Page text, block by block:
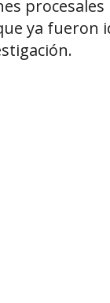
ya fueron